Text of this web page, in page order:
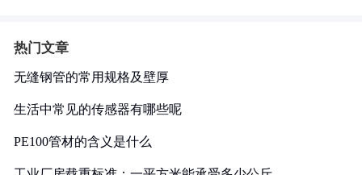
热门文章
无缝钢管的常用规格及壁厚
生活中常见的传感器有哪些呢
PE100管材的含义是什么